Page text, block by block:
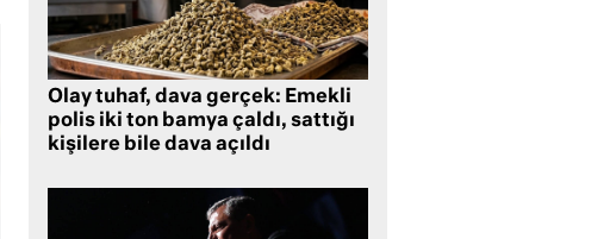
Olay tuhaf, dava gerçek: Emekli
polis iki ton bamya çaldı, sattığı
kişilere bile dava açıldı